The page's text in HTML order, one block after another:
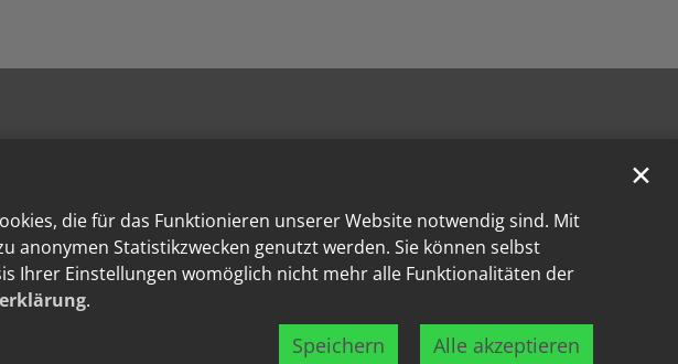
die für das Funktionieren unserer Website notwendig sind. Mit
anonymen Statistikzwecken genutzt werden. Sie können selbst
Ihrer Einstellungen womöglich nicht mehr alle Funktionalitäten der
.
Speichern Alle akzeptieren
✕